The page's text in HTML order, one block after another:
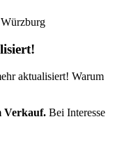
aktualisiert! Warum
Verkauf. Bei Interesse